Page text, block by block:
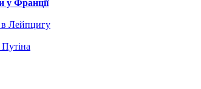
у Франції
в Лейпцигу